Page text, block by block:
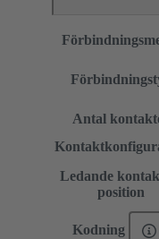
Antal
Ledande
position
Kodning